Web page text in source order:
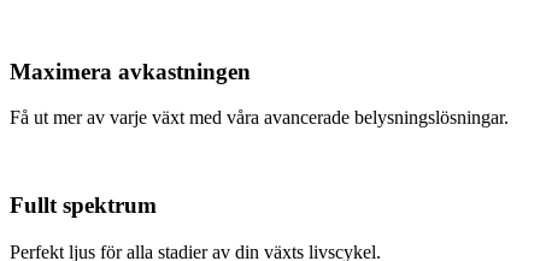
Maximera avkastningen
Få ut mer av varje växt med våra avancerade belysningslösningar.
Fullt spektrum
Perfekt ljus för alla stadier av din växts livscykel.